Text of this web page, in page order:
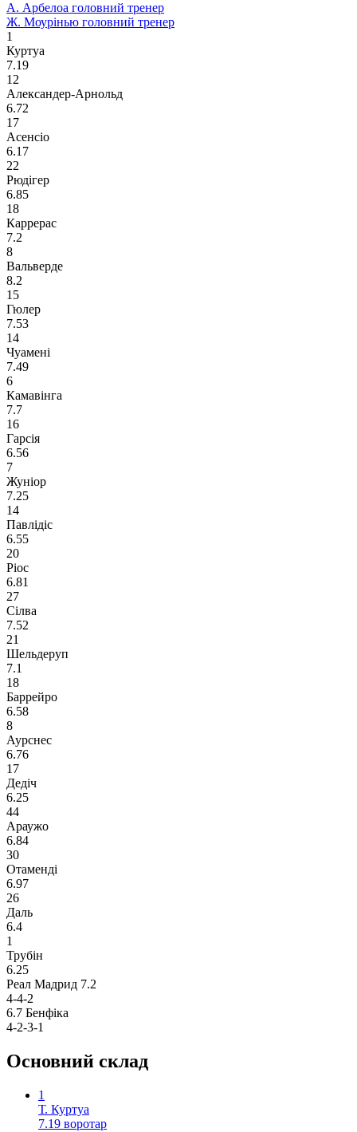
А. Арбелоа головний тренер
Ж. Моурінью головний тренер
1
Куртуа
7.19
12
Александер-Арнольд
6.72
17
Асенсіо
6.17
22
Рюдігер
6.85
18
Каррерас
7.2
8
Вальверде
8.2
15
Гюлер
7.53
14
Чуамені
7.49
6
Камавінга
7.7
16
Гарсія
6.56
7
Жуніор
7.25
14
Павлідіс
6.55
20
Ріос
6.81
27
Сілва
7.52
21
Шельдеруп
7.1
18
Баррейро
6.58
8
Аурснес
6.76
17
Дедіч
6.25
44
Араужо
6.84
30
Отаменді
6.97
26
Даль
6.4
1
Трубін
6.25
Реал Мадрид 7.2
4-4-2
6.7 Бенфіка
4-2-3-1
Основний склад
1
Т. Куртуа
7.19 воротар